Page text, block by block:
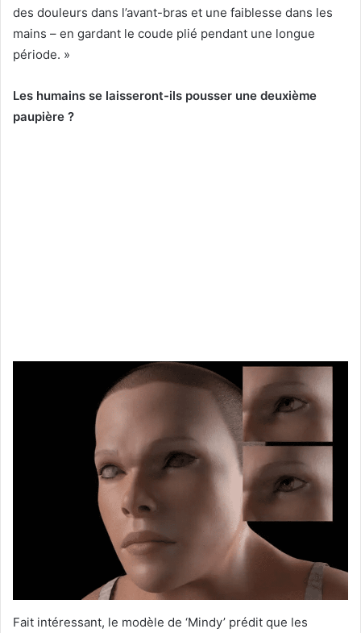
des douleurs dans l’avant-bras et une faiblesse dans les
mains – en gardant le coude plié pendant une longue
période. »
Les humains se laisseront-ils pousser une deuxième
paupière ?
Fait intéressant, le modèle de ‘Mindy’ prédit que les